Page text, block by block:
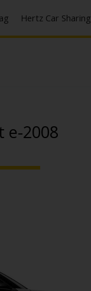
Hertz Car Sharing
e-2008